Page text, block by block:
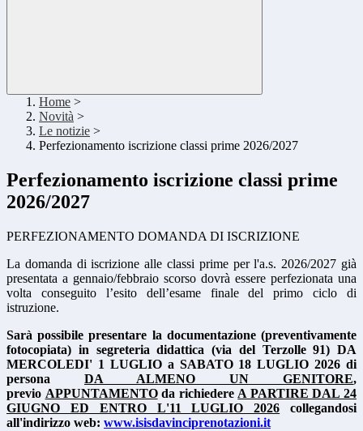
Home >
Novità >
Le notizie >
Perfezionamento iscrizione classi prime 2026/2027
Perfezionamento iscrizione classi prime
2026/2027
PERFEZIONAMENTO DOMANDA DI ISCRIZIONE
La domanda di iscrizione alle classi prime per l'a.s. 2026/2027 già
presentata a gennaio/febbraio scorso dovrà essere perfezionata una
volta conseguito l’esito dell’esame finale del primo ciclo di
istruzione.
Sarà possibile presentare la documentazione (preventivamente
fotocopiata) in segreteria didattica (via del Terzolle 91) DA
MERCOLEDI' 1 LUGLIO a SABATO 18 LUGLIO 2026 di
persona
DA ALMENO UN GENITORE,
previo APPUNTAMENTO da richiedere A PARTIRE DAL 24
GIUGNO ED ENTRO L'11 LUGLIO 2026
collegandosi
all'indirizzo web: www.isisdavinciprenotazioni.it